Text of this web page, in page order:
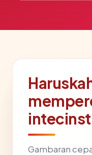
Gambaran